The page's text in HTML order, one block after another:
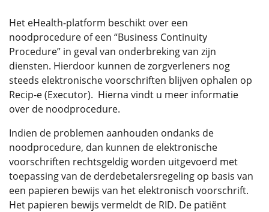
Het eHealth-platform beschikt over een
noodprocedure of een “Business Continuity
Procedure” in geval van onderbreking van zijn
diensten. Hierdoor kunnen de zorgverleners nog
steeds elektronische voorschriften blijven ophalen op
Recip-e (Executor). Hierna vindt u meer informatie
over de noodprocedure.
Indien de problemen aanhouden ondanks de
noodprocedure, dan kunnen de elektronische
voorschriften rechtsgeldig worden uitgevoerd met
toepassing van de derdebetalersregeling op basis van
een papieren bewijs van het elektronisch voorschrift.
Het papieren bewijs vermeldt de RID. De patiënt